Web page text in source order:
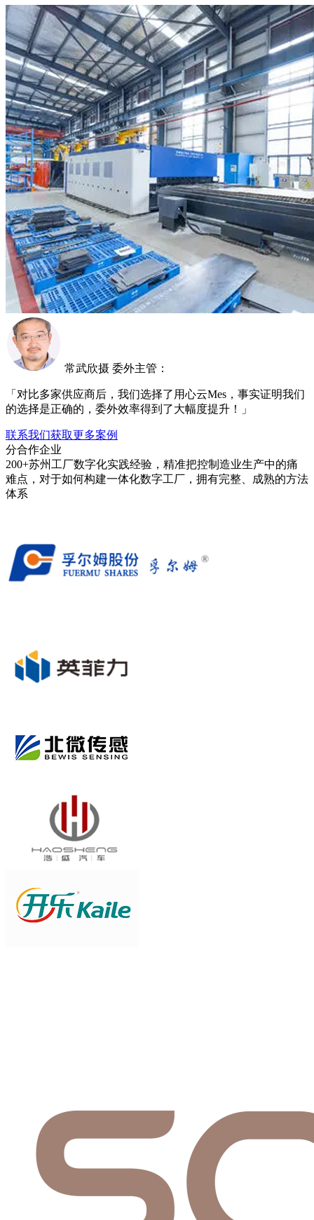
常武欣摄 委外主管：
「对比多家供应商后，我们选择了用心云Mes，事实证明我们
的选择是正确的，委外效率得到了大幅度提升！」
联系我们获取更多案例
分合作企业
200+苏州工厂数字化实践经验，精准把控制造业生产中的痛
难点，对于如何构建一体化数字工厂，拥有完整、成熟的方法
体系